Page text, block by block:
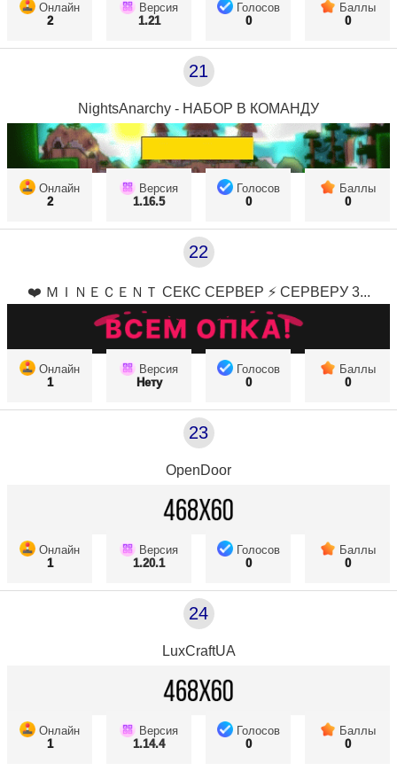
Онлайн
2
Версия
1.21
Голосов
0
Баллы
0
21
NightsAnarchy - НАБОР В КОМАНДУ
Онлайн
2
Версия
1.16.5
Голосов
0
Баллы
0
22
❤️ ＭＩＮＥＣＥＮＴ СЕКС СЕРВЕР ⚡ СЕРВЕРУ 3...
Онлайн
1
Версия
Нету
Голосов
0
Баллы
0
23
OpenDoor
Онлайн
1
Версия
1.20.1
Голосов
0
Баллы
0
24
LuxCraftUA
Онлайн
1
Версия
1.14.4
Голосов
0
Баллы
0